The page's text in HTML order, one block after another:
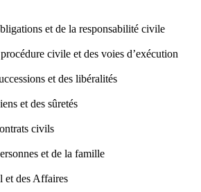
et de la responsabilité civile
civile et des voies d’exécution
et des libéralités
et des sûretés
civils
et de la famille
et des Affaires